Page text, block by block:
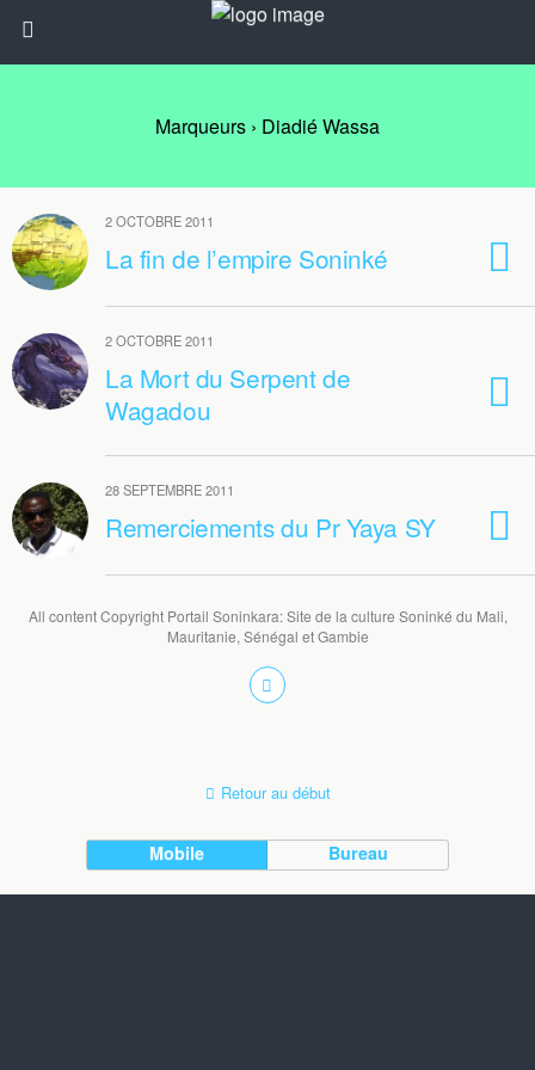
Marqueurs › Diadié Wassa
2 OCTOBRE 2011
La fin de l’empire Soninké
2 OCTOBRE 2011
La Mort du Serpent de
Wagadou
28 SEPTEMBRE 2011
Remerciements du Pr Yaya SY
All content Copyright Portail Soninkara: Site de la culture Soninké du Mali,
Mauritanie, Sénégal et Gambie
Retour au début
Mobile Bureau